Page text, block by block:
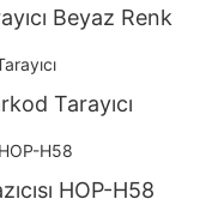
Beyaz Renk
Tarayıcı
HOP-H58